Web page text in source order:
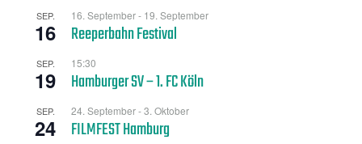
SEP.
16
16. September- 19. September
Reeperbahn Festival
SEP.
19
15:30
Hamburger SV – 1. FC Köln
SEP.
24
24. September-3. Oktober
FILMFEST Hamburg